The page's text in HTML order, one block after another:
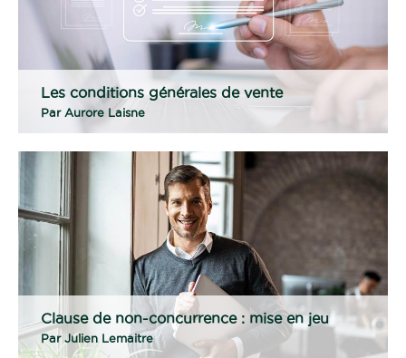
Les conditions générales de vente
Par Aurore Laisne
Clause de non-concurrence : mise en jeu
Par Julien Lemaitre